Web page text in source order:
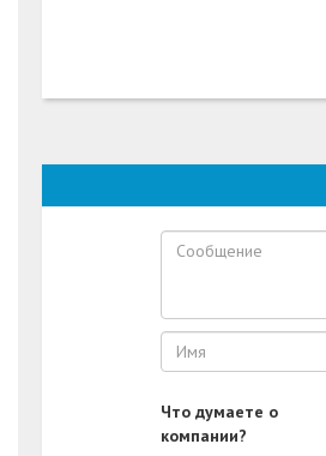
Что думаете о
компании?